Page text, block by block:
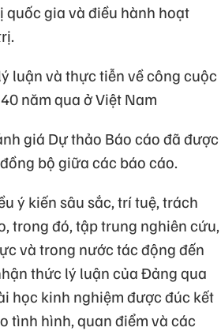
gia và điều hành hoạt
luận và thực tiễn về công cuộc
năm qua ở Việt Nam
giá Dự thảo Báo cáo đã được
bộ giữa các báo cáo.
ý kiến sâu sắc, trí tuệ, trách
trong đó, tập trung nghiên cứu,
và trong nước tác động đến
thức lý luận của Đảng qua
học kinh nghiệm được đúc kết
tình hình, quan điểm và các